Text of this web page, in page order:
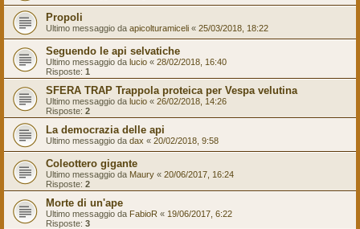
Propoli
Ultimo messaggio da apicolturamiceli « 25/03/2018, 18:22
Seguendo le api selvatiche
Ultimo messaggio da lucio « 28/02/2018, 16:40
Risposte: 1
SFERA TRAP Trappola proteica per Vespa velutina
Ultimo messaggio da lucio « 26/02/2018, 14:26
Risposte: 2
La democrazia delle api
Ultimo messaggio da dax « 20/02/2018, 9:58
Coleottero gigante
Ultimo messaggio da Maury « 20/06/2017, 16:24
Risposte: 2
Morte di un'ape
Ultimo messaggio da FabioR « 19/06/2017, 6:22
Risposte: 3